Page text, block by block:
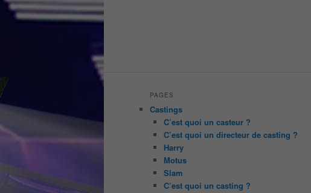
PAGES
Castings
C’est quoi un casteur ?
C’est quoi un directeur de casting ?
Harry
Motus
Slam
C’est quoi un casting ?